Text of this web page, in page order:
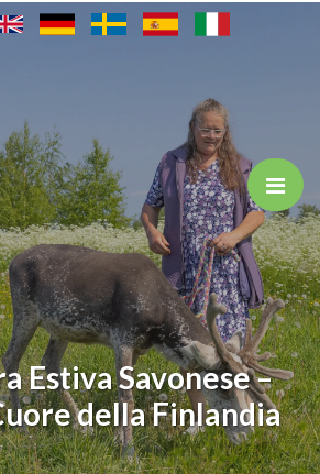
Estiva Savonese –
della Finlandia